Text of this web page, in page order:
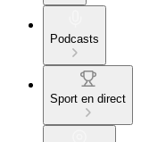
Podcasts
Sport en direct